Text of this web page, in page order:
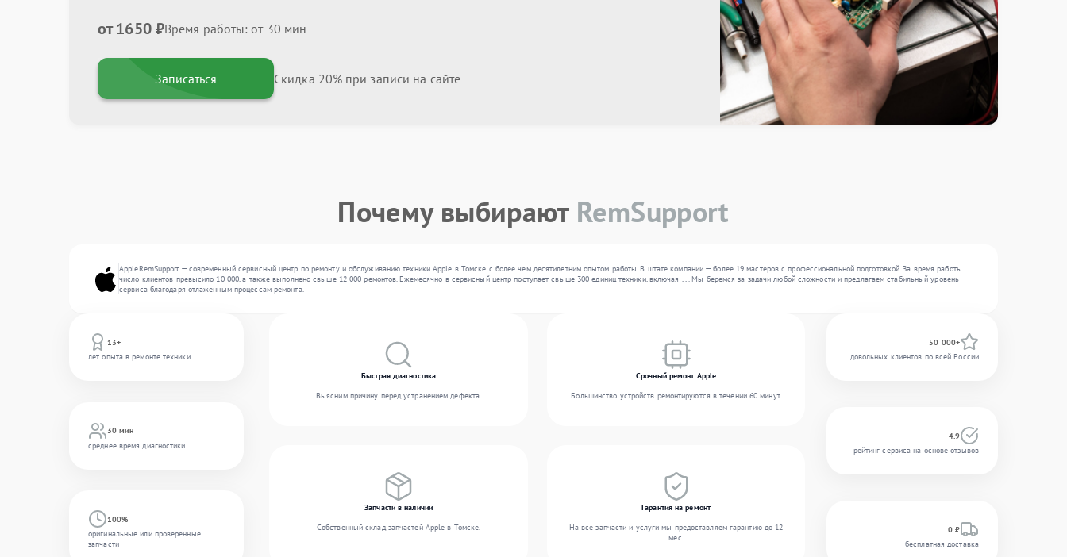
от 1650 ₽Время работы: от 30 мин
Записаться Скидка 20% при записи на сайте
Почему выбирают RemSupport
AppleRemSupport — современный сервисный центр по ремонту и обслуживанию техники Apple в Томске с более чем десятилетним опытом работы. В штате компании — более 19 мастеров с профессиональной подготовкой. За время работы
число клиентов превысило 10 000, а также выполнено свыше 12 000 ремонтов. Ежемесячно в сервисный центр поступает свыше 300 единиц техники, включая , , . Мы беремся за задачи любой сложности и предлагаем стабильный уровень
сервиса благодаря отлаженным процессам ремонта.
13+
лет опыта в ремонте техники
30 мин
среднее время диагностики
100%
оригинальные или проверенные
запчасти
Быстрая диагностика
Выясним причину перед устранением дефекта.
Срочный ремонт Apple
Большинство устройств ремонтируются в течении 60 минут.
Запчасти в наличии
Собственный склад запчастей Apple в Томске.
Гарантия на ремонт
На все запчасти и услуги мы предоставляем гарантию до 12
мес.
50 000+
довольных клиентов по всей России
4.9
рейтинг сервиса на основе отзывов
0 ₽
бесплатная доставка